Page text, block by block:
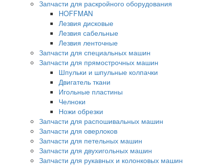
Запчасти для раскройного оборудования
HOFFMAN
Лезвия дисковые
Лезвия сабельные
Лезвия ленточные
Запчасти для специальных машин
Запчасти для прямострочных машин
Шпульки и шпульные колпачки
Двигатель ткани
Игольные пластины
Челноки
Ножи обрезки
Запчасти для распошивальных машин
Запчасти для оверлоков
Запчасти для петельных машин
Запчасти для двухигольных машин
Запчасти для рукавных и колонковых машин